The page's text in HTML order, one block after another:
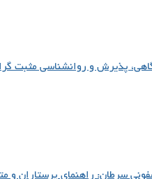
پذیرش و روانشناسی مثبت گرا
سرطان: راهنمای پرستاران و